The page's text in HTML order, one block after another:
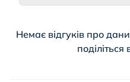
Немає відгуків про